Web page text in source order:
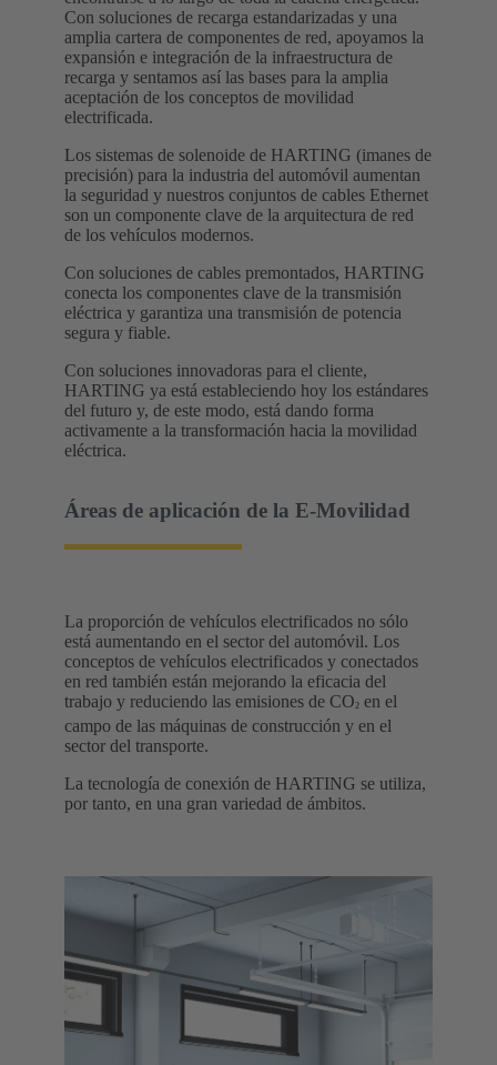
Con soluciones de recarga estandarizadas y una
amplia cartera de componentes de red, apoyamos la
expansión e integración de la infraestructura de
recarga y sentamos así las bases para la amplia
aceptación de los conceptos de movilidad
electrificada.
Los sistemas de solenoide de HARTING (imanes de
precisión) para la industria del automóvil aumentan
la seguridad y nuestros conjuntos de cables Ethernet
son un componente clave de la arquitectura de red
de los vehículos modernos.
Con soluciones de cables premontados, HARTING
conecta los componentes clave de la transmisión
eléctrica y garantiza una transmisión de potencia
segura y fiable.
Con soluciones innovadoras para el cliente,
HARTING ya está estableciendo hoy los estándares
del futuro y, de este modo, está dando forma
activamente a la transformación hacia la movilidad
eléctrica.
Áreas de aplicación de la E-Movilidad
La proporción de vehículos electrificados no sólo
está aumentando en el sector del automóvil. Los
conceptos de vehículos electrificados y conectados
en red también están mejorando la eficacia del
trabajo y reduciendo las emisiones de CO² en el
campo de las máquinas de construcción y en el
sector del transporte.
La tecnología de conexión de HARTING se utiliza,
por tanto, en una gran variedad de ámbitos.